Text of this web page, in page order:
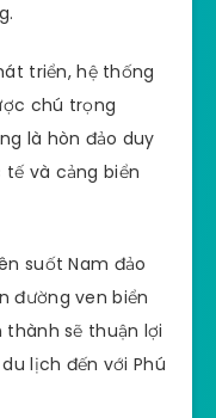
triển, hệ thống
chú trọng
là hòn đảo duy
và cảng biển
suốt Nam đảo
đường ven biển
sẽ thuận lợi
lịch đến với Phú